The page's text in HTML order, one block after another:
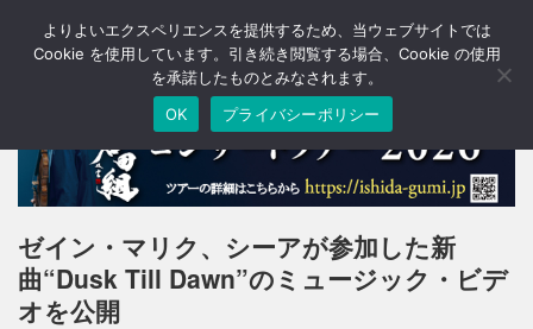
T
o
a
v
a
ゼイン・マリク、シーアが参加した新
曲“Dusk Till Dawn”のミュージック・ビデ
オを公開
よりよいエクスペリエンスを提供するため、当ウェブサイトでは
Cookie を使用しています。引き続き閲覧する場合、Cookie の使用
を承諾したものとみなされます。
OK
プライバシーポリシー